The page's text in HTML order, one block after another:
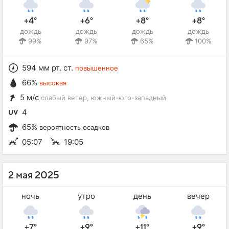
+4°
дождь
99%
+6°
дождь
97%
+8°
дождь
65%
+8°
дождь
100%
594 мм рт. ст. повышенное
66% высокая
5 м/с слабый ветер , южный-юго-западный
4
65% вероятность осадков
05:07 19:05
2 мая 2025
ночь утро день вечер